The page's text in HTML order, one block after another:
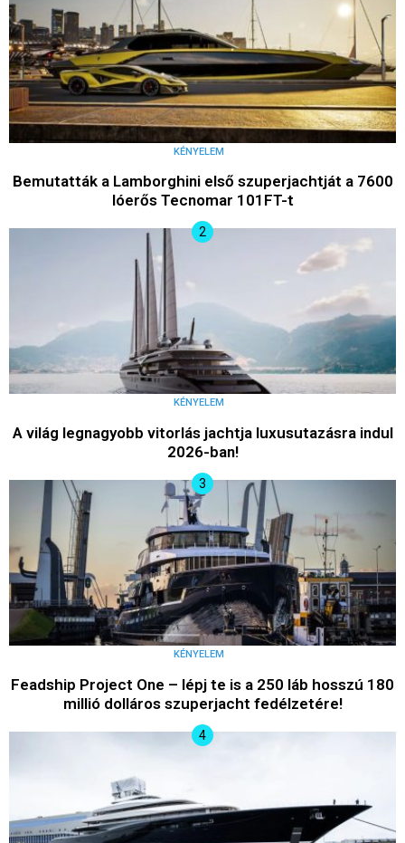
KÉNYELEM
Bemutatták a Lamborghini első szuperjachtját a 7600
lóerős Tecnomar 101FT-t
KÉNYELEM
A világ legnagyobb vitorlás jachtja luxusutazásra indul
2026-ban!
KÉNYELEM
Feadship Project One – lépj te is a 250 láb hosszú 180
millió dolláros szuperjacht fedélzetére!